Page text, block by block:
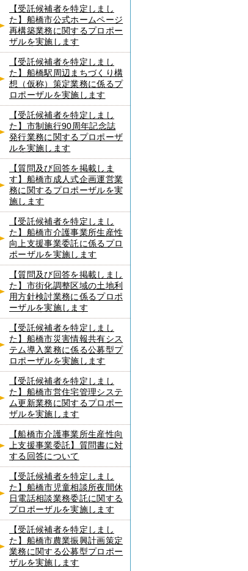
【受託候補者を特定しまし
た】船橋市公式ホームページ
再構築業務に関するプロポー
ザルを実施します
【受託候補者を特定しまし
た】船橋駅周辺まちづくり構
想（仮称）策定業務に係るプ
ロポーザルを実施します
【受託候補者を特定しまし
た】市制施行90周年記念誌
発行業務に関するプロポーザ
ルを実施します
【質問及び回答を掲載しま
す】船橋市成人式企画運営業
務に関するプロポーザルを実
施します
【受託候補者を特定しまし
た】船橋市介護事業所生産性
向上支援事業委託に係るプロ
ポーザルを実施します
【質問及び回答を掲載しまし
た】市街化調整区域の土地利
用方針検討業務に係るプロポ
ーザルを実施します
【受託候補者を特定しまし
た】船橋市災害情報共有シス
テム導入業務に係る公募型プ
ロポーザルを実施します
【受託候補者を特定しまし
た】船橋市営住宅管理システ
ム更新業務に関するプロポー
ザルを実施します
【船橋市介護事業所生産性向
上支援事業委託】質問書に対
する回答について
【受託候補者を特定しまし
た】船橋市児童相談所夜間休
日電話相談業務委託に関する
プロポーザルを実施します
【受託候補者を特定しまし
た】船橋市農業振興計画策定
業務に関する公募型プロポー
ザルを実施します